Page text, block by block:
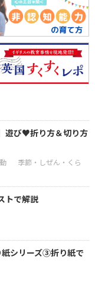
遊び♥折り方＆切り方
トで解説
シリーズ③折り紙で